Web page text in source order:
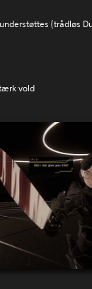
(trådløs
vold